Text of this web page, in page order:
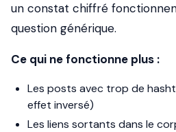
un constat chiffré
question générique.
Ce qui ne fonctionne plus :
Les posts avec trop de
effet inversé)
Les liens sortants dans le